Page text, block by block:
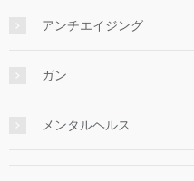
アンチエイジング
ガン
メンタルヘルス